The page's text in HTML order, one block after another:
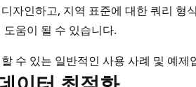
자인하고, 지역 표준에 대한 쿼리 형
움이 될 수 있습니다.
수 있는 일반적인 사용 사례 및 예제